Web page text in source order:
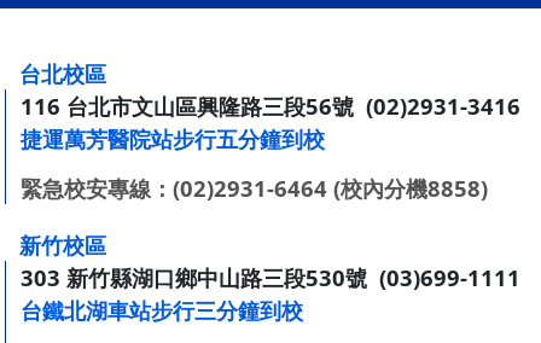
:::
台北校區
116 台北市文山區興隆路三段56號 (02)2931-3416
捷運萬芳醫院站步行五分鐘到校
緊急校安專線：(02)2931-6464 (校內分機8858)
新竹校區
303 新竹縣湖口鄉中山路三段530號 (03)699-1111
台鐵北湖車站步行三分鐘到校